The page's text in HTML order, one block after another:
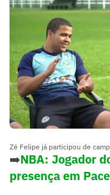
Zé Felipe já participou de
➡️NBA: Jogador
presença em